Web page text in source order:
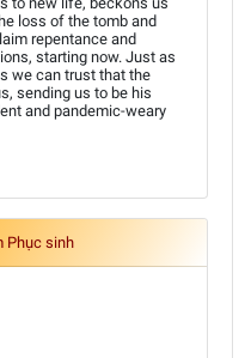
loss of the tomb and
repentance and
starting now. Just as
we can trust that the
sending us to be his
and pandemic-weary
Phục sinh